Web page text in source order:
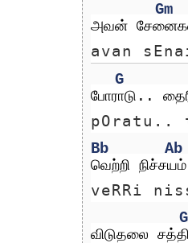
Gm
அவன்
avan
G
போராடு..
pOratu..
Bb
Ab
வெற்றி நிச்சயம்
veRRi
விடுதலை